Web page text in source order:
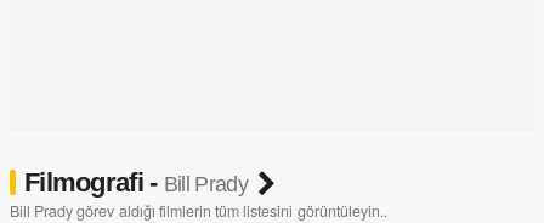
Filmografi - Bill Prady
Bill Prady görev aldığı filmlerin tüm listesini görüntüleyin..